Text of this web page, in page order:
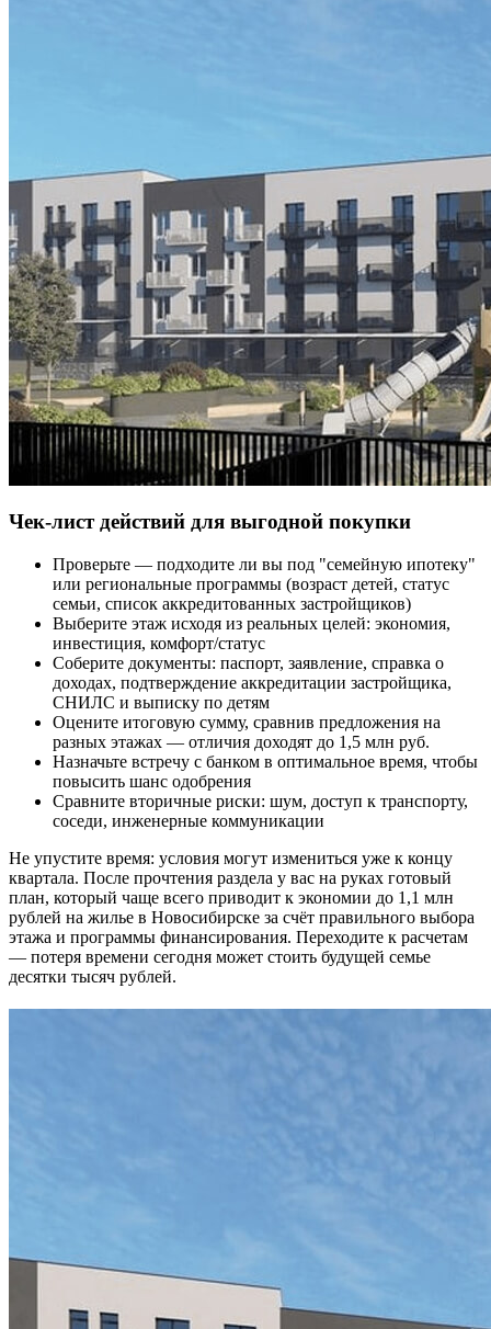
Чек-лист действий для выгодной покупки
Проверьте — подходите ли вы под "семейную ипотеку"
или региональные программы (возраст детей, статус
семьи, список аккредитованных застройщиков)
Выберите этаж исходя из реальных целей: экономия,
инвестиция, комфорт/статус
Соберите документы: паспорт, заявление, справка о
доходах, подтверждение аккредитации застройщика,
СНИЛС и выписку по детям
Оцените итоговую сумму, сравнив предложения на
разных этажах — отличия доходят до 1,5 млн руб.
Назначьте встречу с банком в оптимальное время, чтобы
повысить шанс одобрения
Сравните вторичные риски: шум, доступ к транспорту,
соседи, инженерные коммуникации
Не упустите время: условия могут измениться уже к концу
квартала. После прочтения раздела у вас на руках готовый
план, который чаще всего приводит к экономии до 1,1 млн
рублей на жилье в Новосибирске за счёт правильного выбора
этажа и программы финансирования. Переходите к расчетам
— потеря времени сегодня может стоить будущей семье
десятки тысяч рублей.